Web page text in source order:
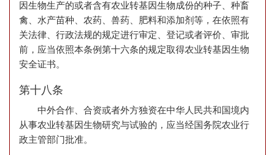
因生物生产的或者含有农业转基因生物成份的种子、种畜
禽、水产苗种、农药、兽药、肥料和添加剂等，在依照有
关法律、行政法规的规定进行审定、登记或者评价、审批
前，应当依照本条例第十六条的规定取得农业转基因生物
安全证书。
第十八条
中外合作、合资或者外方独资在中华人民共和国境内
从事农业转基因生物研究与试验的，应当经国务院农业行
政主管部门批准。